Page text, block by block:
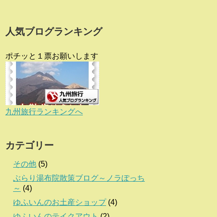
人気ブログランキング
ポチッと１票お願いします
九州旅行ランキングへ
カテゴリー
その他 (5)
ぶらり湯布院散策ブログ～ノラぽっち
～ (4)
ゆふいんのお土産ショップ(4)